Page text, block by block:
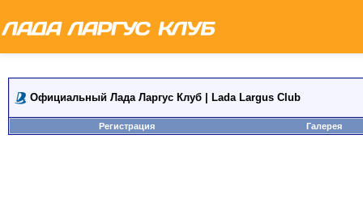
Официальный Лада Ларгус Клуб | Lada Largus Club
Регистрация Галерея